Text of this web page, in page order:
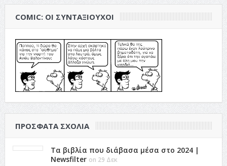
COMIC: ΟΙ ΣΥΝΤΑΞΙΟΎΧΟΙ
ΠΡΌΣΦΑΤΑ ΣΧΌΛΙΑ
Τα βιβλία που διάβασα μέσα στο 2024 |
Newsfilter on 29 Δεκ